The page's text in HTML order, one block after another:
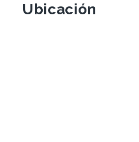
Ubicación